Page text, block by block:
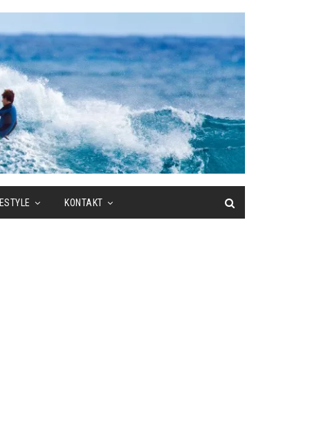
KONTAKT